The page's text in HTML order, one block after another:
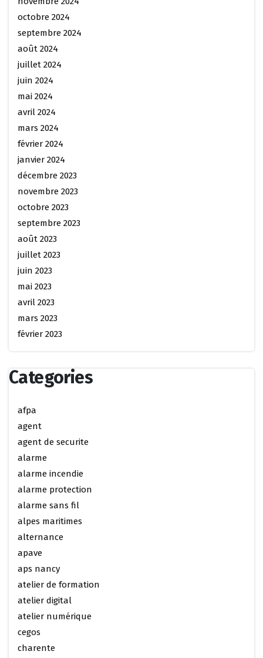
octobre 2024
septembre 2024
août 2024
juillet 2024
juin 2024
mai 2024
avril 2024
mars 2024
février 2024
janvier 2024
décembre 2023
novembre 2023
octobre 2023
septembre 2023
août 2023
juillet 2023
juin 2023
mai 2023
avril 2023
mars 2023
février 2023
Categories
afpa
agent
agent de securite
alarme
alarme incendie
alarme protection
alarme sans fil
alpes maritimes
alternance
apave
aps nancy
atelier de formation
atelier digital
atelier numérique
cegos
charente